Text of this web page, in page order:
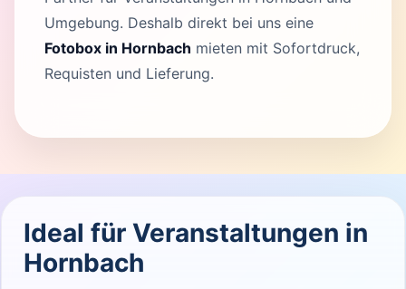
Umgebung. Deshalb direkt bei uns eine
Fotobox in Hornbach mieten mit Sofortdruck,
Requisten und Lieferung.
Ideal für Veranstaltungen in
Hornbach